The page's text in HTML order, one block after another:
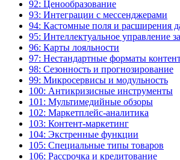
92: Ценообразование
93: Интеграции с мессенджерами
94: Кастомные поля и расширения
95: Интеллектуальное управление
96: Карты лояльности
97: Нестандартные форматы
98: Сезонность и прогнозирование
99: Микросервисы и модульность
100: Антикризисные инструменты
101: Мультимедийные обзоры
102: Маркетплейс-аналитика
103: Контент-маркетинг
104: Экстренные функции
105: Специальные типы товаров
106: Рассрочка и кредитование